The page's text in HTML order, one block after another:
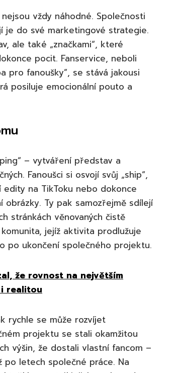
vždy náhodné. Společnosti
je do své marketingové strategie.
ale také „značkami“, které
pocit. Fanservice, neboli
pro fanoušky”, se stává jakousi
posiluje emocionální pouto a
– vytváření představ a
Fanoušci si osvojí svůj „ship“,
na TikToku nebo dokonce
Ty pak samozřejmě sdílejí
stránkách věnovaných čistě
jejíž aktivita prodlužuje
po ukončení společného projektu.
že rovnost na největším
realitou
rychle se může rozvíjet
projektu se stali okamžitou
výšin, že dostali vlastní fancom –
po letech společné práce. Na